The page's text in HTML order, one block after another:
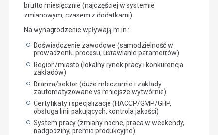
brutto miesięcznie (najczęściej w systemie
zmianowym, czasem z dodatkami).
Na wynagrodzenie wpływają m.in.:
Doświadczenie zawodowe (samodzielność w
prowadzeniu procesu, ustawianie parametrów)
Region/miasto (lokalny rynek pracy i konkurencja
zakładów)
Branża/sektor (duże mleczarnie i zakłady
zautomatyzowane vs mniejsze wytwórnie)
Certyfikaty i specjalizacje (HACCP/GMP/GHP,
obsługa linii pakujących, kontrola jakości)
System pracy (zmiany nocne, praca w weekendy,
nadgodziny, premie produkcyjne)